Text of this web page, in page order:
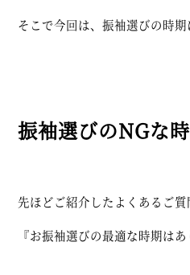
そこで今回は、振袖選びの時期
振袖選びのNGな
先ほどご紹介したよくあるご質
『お振袖選びの最適な時期はあ